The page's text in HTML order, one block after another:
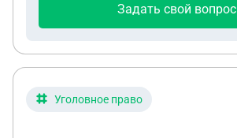
Задать свой вопрос
Уголовное право